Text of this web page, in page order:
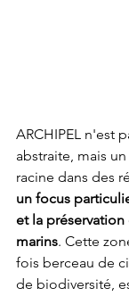
ARCHIPEL n'est
abstraite, mais
racine dans des
un focus
et la préservation
marins. Cette
fois berceau de
de biodiversité,